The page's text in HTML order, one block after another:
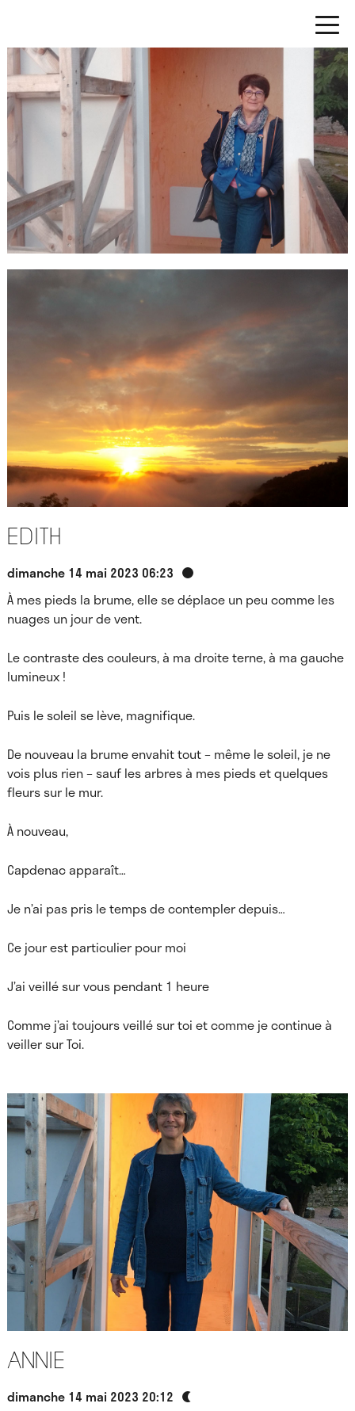
Edith
dimanche 14 mai 2023 06:23
À mes pieds la brume, elle se déplace un peu comme les
nuages un jour de vent.
Le contraste des couleurs, à ma droite terne, à ma gauche
lumineux !
Puis le soleil se lève, magnifique.
De nouveau la brume envahit tout – même le soleil, je ne
vois plus rien – sauf les arbres à mes pieds et quelques
fleurs sur le mur.
À nouveau,
Capdenac apparaît…
Je n’ai pas pris le temps de contempler depuis…
Ce jour est particulier pour moi
J’ai veillé sur vous pendant 1 heure
Comme j’ai toujours veillé sur toi et comme je continue à
veiller sur Toi.
Annie
dimanche 14 mai 2023 20:12